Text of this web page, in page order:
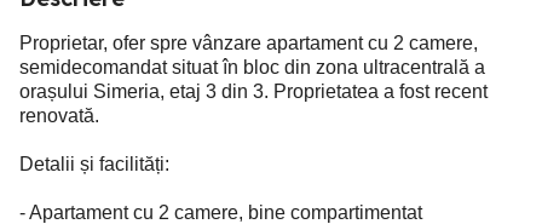
Proprietar, ofer spre vânzare apartament cu 2 camere,
semidecomandat situat în bloc din zona ultracentrală a
orașului Simeria, etaj 3 din 3. Proprietatea a fost recent
renovată.
Detalii și facilități:
- Apartament cu 2 camere, bine compartimentat